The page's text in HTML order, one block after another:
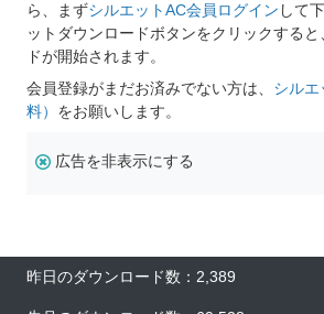
ら、まずシルエットAC会員ログイン して
ットダウンロードボタンをクリックする
ドが開始されます。
会員登録がまだお済みでない方は、 シルエ
料） をお願いします。
広告を非表示にする
昨日のダウンロード数：2,389